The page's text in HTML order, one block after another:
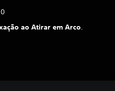
ao Atirar em Arco.